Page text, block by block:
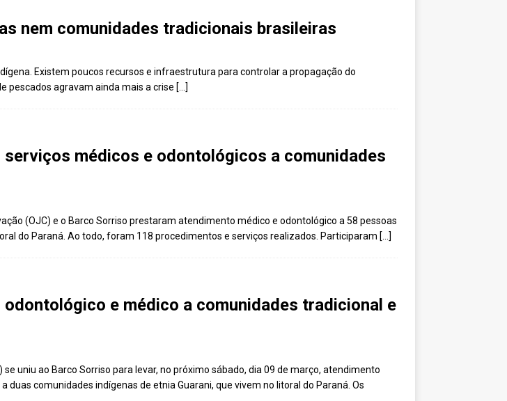
Andes CIDADANIA
ilegal na Mata Atlântica
Araucárias nos estados do
aves percam o habitat natural
nem comunidades tradicionais brasileiras
Existem poucos recursos e infraestrutura para controlar a propagação do
pescados agravam ainda mais a crise […]
médicos e odontológicos a comunidades
(OJC) e o Barco Sorriso prestaram atendimento médico e odontológico a 58 pessoas
do Paraná. Ao todo, foram 118 procedimentos e serviços realizados. Participaram […]
e médico a comunidades tradicional e
uniu ao Barco Sorriso para levar, no próximo sábado, dia 09 de março, atendimento
comunidades indígenas de etnia Guarani, que vivem no litoral do Paraná. Os